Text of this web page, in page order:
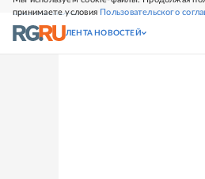
принимаете условия Пользовательского
СВЕЖИЙ НОМЕР
ЛЕНТА НОВОСТЕЙ